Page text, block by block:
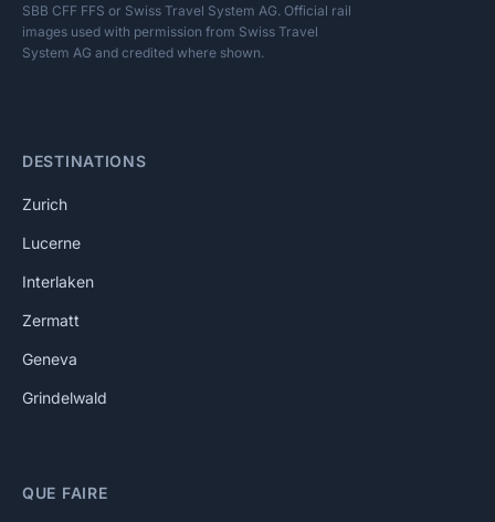
SBB CFF FFS or Swiss Travel System AG. Official rail
images used with permission from Swiss Travel
System AG and credited where shown.
DESTINATIONS
Zurich
Lucerne
Interlaken
Zermatt
Geneva
Grindelwald
QUE FAIRE